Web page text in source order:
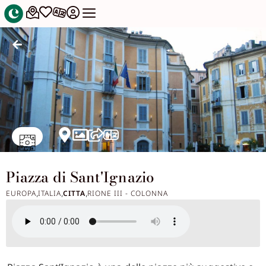
Piazza di Sant'Ignazio
EUROPA,ITALIA,CITTA,RIONE III - COLONNA